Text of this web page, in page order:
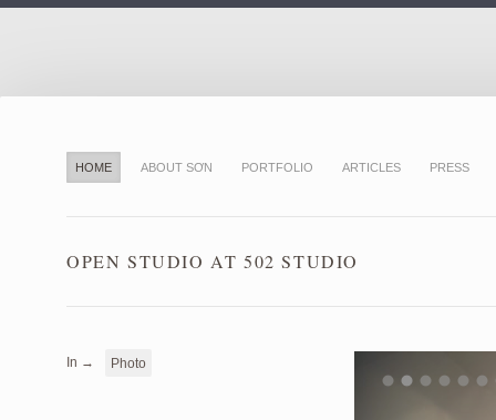
HOME ABOUT SƠN PORTFOLIO ARTICLES PRESS
OPEN STUDIO AT 502 STUDIO
In → Photo